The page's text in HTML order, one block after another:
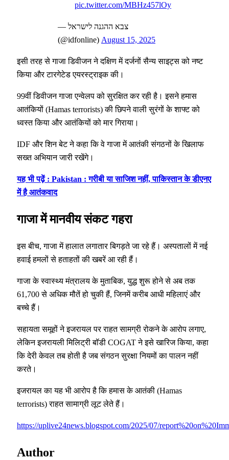
pic.twitter.com/MBHz457lOy
— צבא ההגנה לישראל
(@idfonline) August 15, 2025
इसी तरह से गाजा डिवीजन ने दक्षिण में दर्जनों सैन्य साइट्स को नष्ट
किया और टारगेटेड एयरस्ट्राइक की।
99वीं डिवीजन गाजा एन्वेलप को सुरक्षित कर रही है। इसने हमास
आतंकियों (Hamas terrorists) की छिपने वाली सुरंगों के शाफ्ट को
ध्वस्त किया और आतंकियों को मार गिराया।
IDF और शिन बेट ने कहा कि वे गाजा में आतंकी संगठनों के खिलाफ
सख्त अभियान जारी रखेंगे।
यह भी पढ़ें : Pakistan : गरीबी या साजिश नहीं, पाकिस्तान के डीएनए
में है आतंकवाद
गाजा में मानवीय संकट गहरा
इस बीच, गाजा में हालात लगातार बिगड़ते जा रहे हैं। अस्पतालों में नई
हवाई हमलों से हताहतों की खबरें आ रही हैं।
गाजा के स्वास्थ्य मंत्रालय के मुताबिक, युद्ध शुरू होने से अब तक
61,700 से अधिक मौतें हो चुकी हैं, जिनमें करीब आधी महिलाएं और
बच्चे हैं।
सहायता समूहों ने इजरायल पर राहत सामग्री रोकने के आरोप लगाए,
लेकिन इजरायली मिलिट्री बॉडी COGAT ने इसे खारिज किया, कहा
कि देरी केवल तब होती है जब संगठन सुरक्षा नियमों का पालन नहीं
करते।
इजरायल का यह भी आरोप है कि हमास के आतंकी (Hamas
terrorists) राहत सामाग्री लूट लेते हैं।
https://uplive24news.blogspot.com/2025/07/
Author